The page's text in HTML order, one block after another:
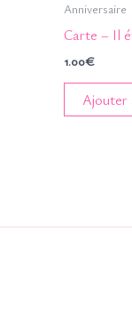
Anniversaire
Carte – Il
1.00€
Ajouter